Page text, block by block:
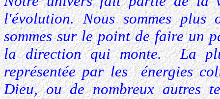
l'évolution. Nous sommes
sommes sur le point de faire un
la direction qui monte. La
représentée par les énergies
Dieu, ou de nombreux autres